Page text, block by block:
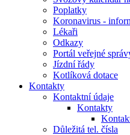
Poplatky
Koronavirus -
Lékaři
Odkazy
Portál veřejné
Jízdní řády
Kotlíková dotace
Kontakty
Kontaktní údaje
Kontakty
Důležitá tel. čísla